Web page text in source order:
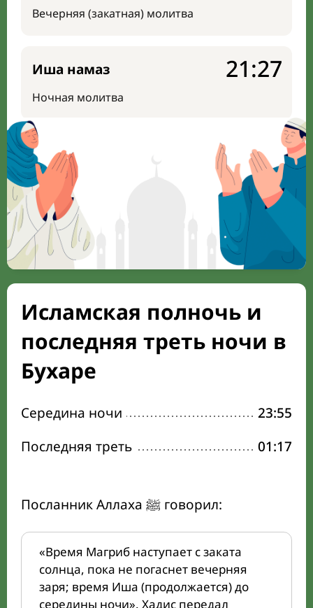
Вечерняя (закатная) молитва
Иша намаз
Ночная молитва
21:27
Исламская полночь и
последняя треть ночи в
Бухаре
Середина ночи
23:55
Последняя треть
01:17
Посланник Аллаха ﷺ говорил:
«Время Магриб наступает с заката
солнца, пока не погаснет вечерняя
заря; время Иша (продолжается) до
середины ночи». Хадис передал